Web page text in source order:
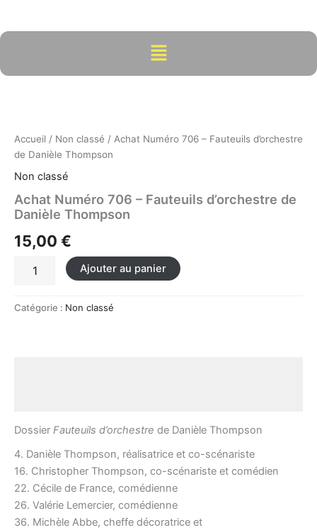
contenu
Menu
Accueil / Non classé / Achat Numéro 706 – Fauteuils d’orchestre
de Danièle Thompson
Non classé
Achat Numéro 706 – Fauteuils d’orchestre de
Danièle Thompson
15,00 €
706
-
d'orchestre
de
Danièle
Ajouter au panier
Catégorie : Non classé
Dossier Fauteuils d’orchestre de Danièle Thompson
4. Danièle Thompson, réalisatrice et co-scénariste
16. Christopher Thompson, co-scénariste et comédien
22. Cécile de France, comédienne
26. Valérie Lemercier, comédienne
36. Michèle Abbe, cheffe décoratrice et